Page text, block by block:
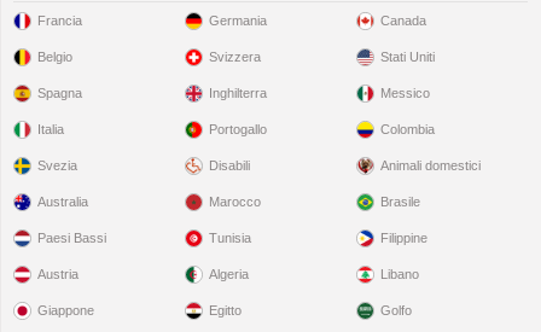
Francia
Belgio
Spagna
Italia
Svezia
Germania
Svizzera
Inghilterra
Portogallo
Disabili
Canada
Stati Uniti
Messico
Colombia
Animali domestici
Australia
Paesi Bassi
Austria
Giappone
Marocco
Tunisia
Algeria
Egitto
Brasile
Filippine
Libano
Golfo